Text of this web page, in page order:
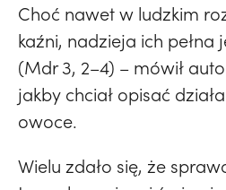
Choć nawet w ludzkim
kaźni, nadzieja ich pełna
(Mdr 3, 2–4) – mówił
jakby chciał opisać
owoce.
Wielu zdało się, że